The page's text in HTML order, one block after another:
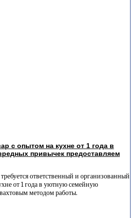
с опытом на кухне от 1 года в
привычек предоставляем
ответственный и организованный
от 1 года в уютную семейную
методом работы.